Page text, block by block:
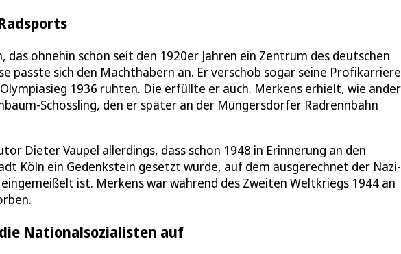
das ohnehin schon seit den 1920er Jahren ein Zentrum des deutschen
passte sich den Machthabern an. Er verschob sogar seine
1936 ruhten. Die erfüllte er auch. Merkens erhielt, wie
Schössling, den er später an der Müngersdorfer Radrennbahn
Dieter Vaupel allerdings, dass schon 1948 in Erinnerung an den
Köln ein Gedenkstein gesetzt wurde, auf dem ausgerechnet der Nazi-
ist. Merkens war während des Zweiten Weltkriegs 1944 an
Nationalsozialisten auf